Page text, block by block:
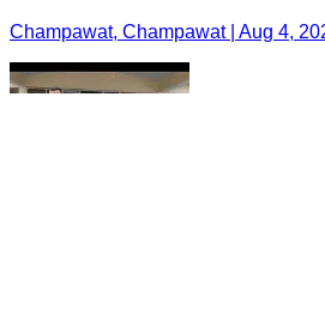
Champawat, Champawat | Aug 4,